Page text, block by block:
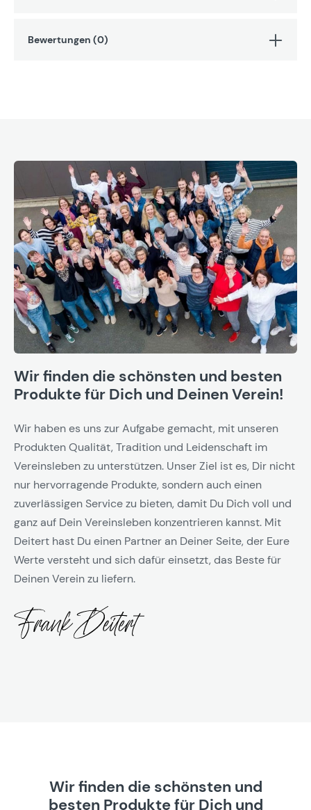
Bewertungen (0)
Wir finden die schönsten und besten
Produkte für Dich und Deinen Verein!
Wir haben es uns zur Aufgabe gemacht, mit unseren
Produkten Qualität, Tradition und Leidenschaft im
Vereinsleben zu unterstützen. Unser Ziel ist es, Dir nicht
nur hervorragende Produkte, sondern auch einen
zuverlässigen Service zu bieten, damit Du Dich voll und
ganz auf Dein Vereinsleben konzentrieren kannst. Mit
Deitert hast Du einen Partner an Deiner Seite, der Eure
Werte versteht und sich dafür einsetzt, das Beste für
Deinen Verein zu liefern.
Wir finden die schönsten und
besten Produkte für Dich und